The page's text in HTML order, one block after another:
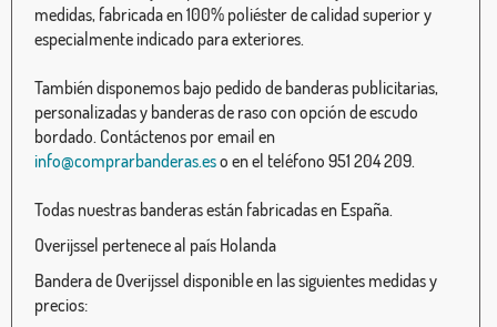
medidas, fabricada en 100% poliéster de calidad superior y
especialmente indicado para exteriores.
También disponemos bajo pedido de banderas publicitarias,
personalizadas y banderas de raso con opción de escudo
bordado. Contáctenos por email en
info@comprarbanderas.eso en el teléfono 951 204 209.
Todas nuestras banderas están fabricadas en España.
Overijssel pertenece al país Holanda
Bandera de Overijssel disponible en las siguientes medidas y
precios: